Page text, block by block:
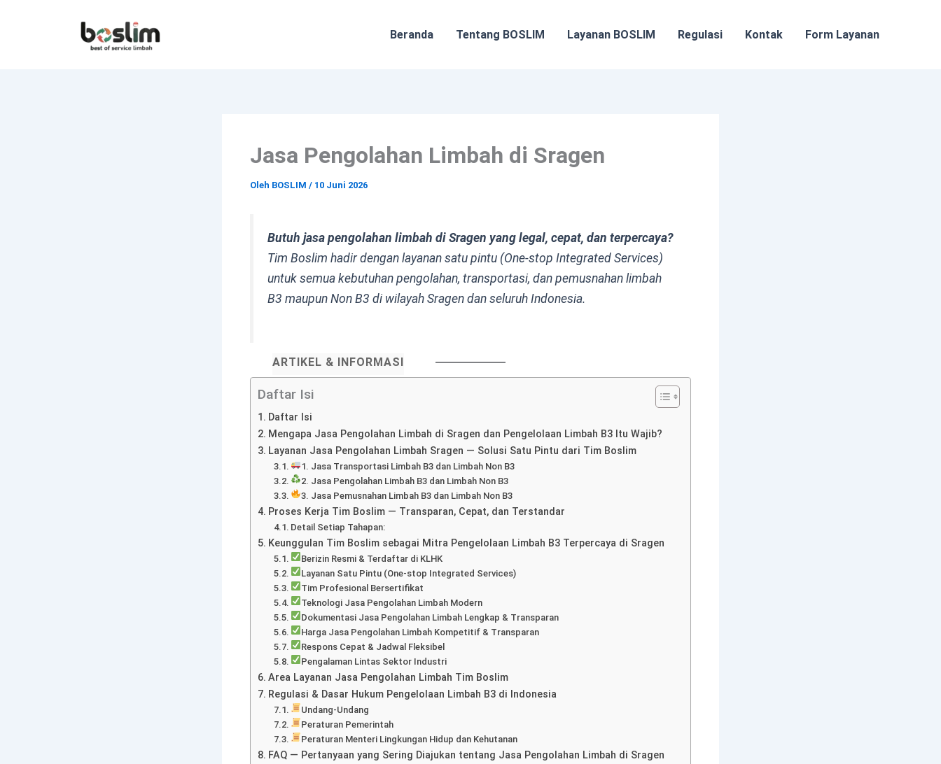
Beranda Tentang BOSLIM Layanan BOSLIM Regulasi Kontak Form Layanan
Jasa Pengolahan Limbah di Sragen
Oleh BOSLIM / 10 Juni 2026
Butuh jasa pengolahan limbah di Sragen yang legal, cepat, dan terpercaya?
Tim Boslim hadir dengan layanan satu pintu (One-stop Integrated Services)
untuk semua kebutuhan pengolahan, transportasi, dan pemusnahan limbah
B3 maupun Non B3 di wilayah Sragen dan seluruh Indonesia.
ARTIKEL & INFORMASI
Daftar Isi
Daftar Isi
Mengapa Jasa Pengolahan Limbah di Sragen dan Pengelolaan Limbah B3 Itu Wajib?
Layanan Jasa Pengolahan Limbah Sragen — Solusi Satu Pintu dari Tim Boslim
1. Jasa Transportasi Limbah B3 dan Limbah Non B3
2. Jasa Pengolahan Limbah B3 dan Limbah Non B3
3. Jasa Pemusnahan Limbah B3 dan Limbah Non B3
Proses Kerja Tim Boslim — Transparan, Cepat, dan Terstandar
Detail Setiap Tahapan:
Keunggulan Tim Boslim sebagai Mitra Pengelolaan Limbah B3 Terpercaya di Sragen
Berizin Resmi & Terdaftar di KLHK
Layanan Satu Pintu (One-stop Integrated Services)
Tim Profesional Bersertifikat
Teknologi Jasa Pengolahan Limbah Modern
Dokumentasi Jasa Pengolahan Limbah Lengkap & Transparan
Harga Jasa Pengolahan Limbah Kompetitif & Transparan
Respons Cepat & Jadwal Fleksibel
Pengalaman Lintas Sektor Industri
Area Layanan Jasa Pengolahan Limbah Tim Boslim
Regulasi & Dasar Hukum Pengelolaan Limbah B3 di Indonesia
Undang-Undang
Peraturan Pemerintah
Peraturan Menteri Lingkungan Hidup dan Kehutanan
FAQ — Pertanyaan yang Sering Diajukan tentang Jasa Pengolahan Limbah di Sragen